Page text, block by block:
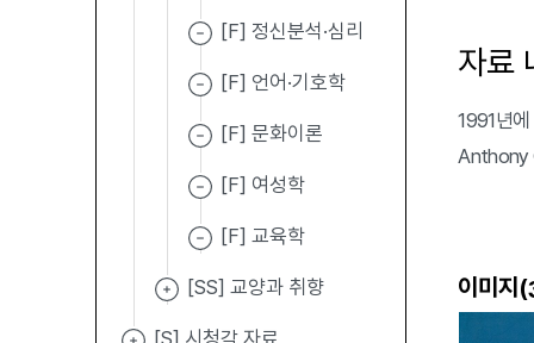
[F] 정신분석·심리
[F] 언어·기호학
[F] 문화이론
[F] 여성학
[F] 교육학
[SS] 교양과 취향
[S] 시청각 자료
자료
1991년
Anthony
이미지(